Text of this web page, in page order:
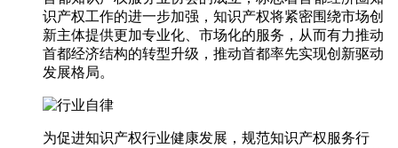
识产权工作的进一步加强，知识产权将紧密围绕市场创
新主体提供更加专业化、市场化的服务，从而有力推动
首都经济结构的转型升级，推动首都率先实现创新驱动
发展格局。
为促进知识产权行业健康发展，规范知识产权服务行